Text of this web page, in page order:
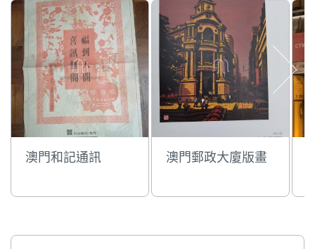
澳門和記通訊 澳門郵政大廈版畫